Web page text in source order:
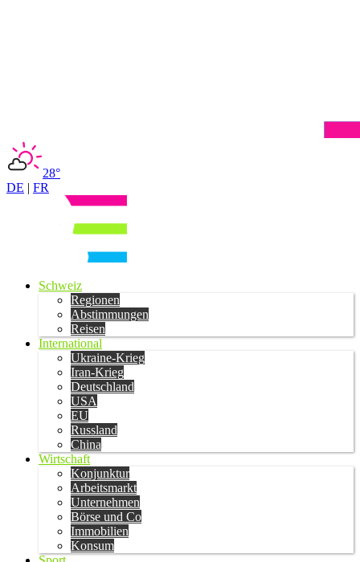
28°
DE | FR
Schweiz
Regionen
Abstimmungen
Reisen
International
Ukraine-Krieg
Iran-Krieg
Deutschland
USA
EU
Russland
China
Wirtschaft
Konjunktur
Arbeitsmarkt
Unternehmen
Börse und Co
Immobilien
Konsum